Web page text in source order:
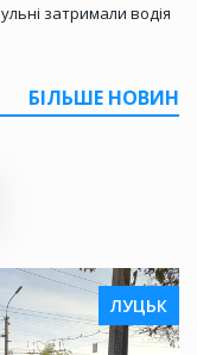
затримали водія
БІЛЬШЕ НОВИН
ЛУЦЬК